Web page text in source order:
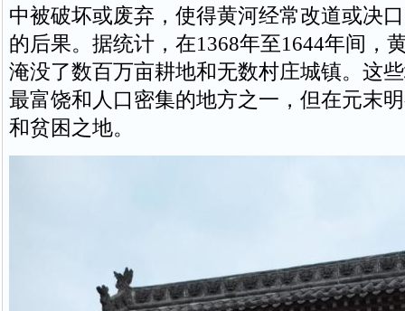
中被破坏或废弃，使得黄河经常改道或决
的后果。据统计，在1368年至1644年间，
淹没了数百万亩耕地和无数村庄城镇。这
最富饶和人口密集的地方之一，但在元末
和贫困之地。